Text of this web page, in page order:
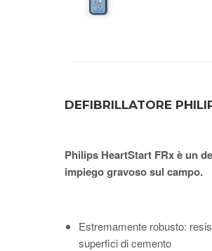
DEFIBRILLATORE
Philips HeartStart FRx è un
impiego gravoso sul campo.
Estremamente robusto:
superfici di cemento